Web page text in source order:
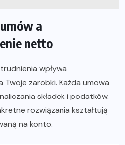
a
netto
wpływa
Twoje zarobki. Każda umowa
składek i podatków.
rozwiązania kształtują
na konto.